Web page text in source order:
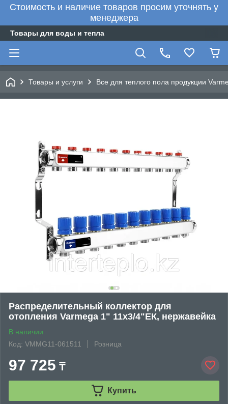
Стоимость и наличие товаров просим уточнять у
менеджера
Товары для воды и тепла
Товары и услуги Все для теплого пола продукции
Распределительный коллектор для
отопления Varmega 1" 11х3/4"ЕК, нержавейка
В наличии
Код: VMMG11-061511
Розница
97 725 ₸
Купить